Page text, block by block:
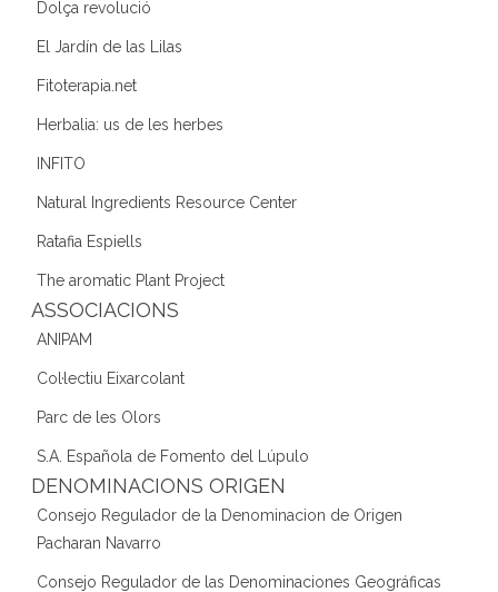
Dolça revolució
El Jardín de las Lilas
Fitoterapia.net
Herbalia: us de les herbes
INFITO
Natural Ingredients Resource Center
Ratafia Espiells
The aromatic Plant Project
ASSOCIACIONS
ANIPAM
Col·lectiu Eixarcolant
Parc de les Olors
S.A. Española de Fomento del Lúpulo
DENOMINACIONS ORIGEN
Consejo Regulador de la Denominacion de Origen
Pacharan Navarro
Consejo Regulador de las Denominaciones Geográficas